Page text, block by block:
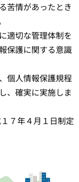
苦情があったとき
適切な管理体制を
保護に関する意識
個人情報保護規程
、確実に実施しま
７年４月１日制定